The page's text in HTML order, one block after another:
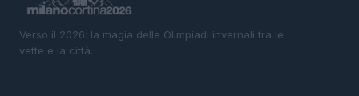
Verso il 2026: la magia delle Olimpiadi invernali tra le
vette e la città.